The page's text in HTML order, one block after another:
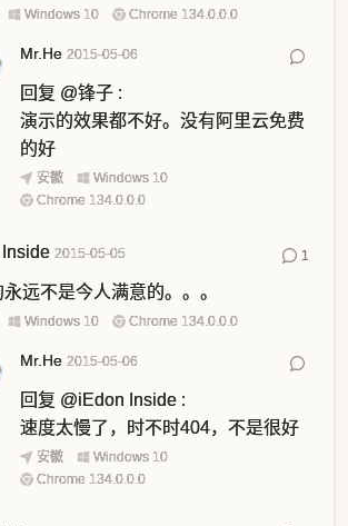
Windows 10 Chrome 134.0.0.0
Mr.He 2015-05-06
回复 @锋子 :
演示的效果都不好。没有阿里云免费
的好
安徽
Windows 10
Chrome 134.0.0.0
2015-05-05 1
远不是今人满意的。。。
Windows 10 Chrome 134.0.0.0
Mr.He 2015-05-06
回复 @iEdon Inside :
速度太慢了，时不时404，不是很好
安徽
Windows 10
Chrome 134.0.0.0